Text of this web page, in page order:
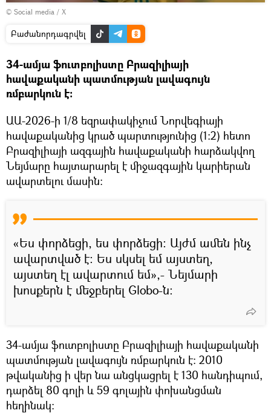
Դիտել
տեսանյութը
© Social media / X
Բաժանորդագրվել
34-ամյա ֆուտբոլիստը Բրազիլիայի
հավաքականի պատմության լավագույն
ռմբարկուն է։
ԱԱ-2026-ի 1/8 եզրափակիչում Նորվեգիայի
հավաքականից կրած պարտությունից (1:2) հետո
Բրազիլիայի ազգային հավաքականի հարձակվող
Նեյմարը հայտարարել է միջազգային կարիերան
ավարտելու մասին։
«Ես փորձեցի, ես փորձեցի։ Այժմ ամեն ինչ
ավարտված է։ Ես սկսել եմ այստեղ,
այստեղ էլ ավարտում եմ»,- Նեյմարի
խոսքերն է մեջբերել Globo-ն։
34-ամյա ֆուտբոլիստը Բրազիլիայի հավաքականի
պատմության լավագույն ռմբարկուն է։ 2010
թվականից ի վեր նա անցկացրել է 130 հանդիպում,
դարձել 80 գոլի և 59 գոլային փոխանցման
հեղինակ։